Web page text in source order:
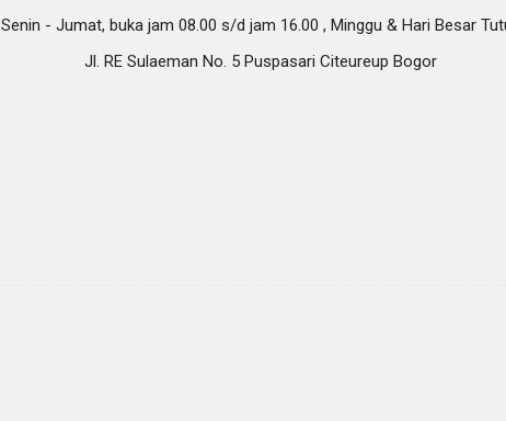
Senin - Jumat, buka jam 08.00 s/d jam 16.00 , Minggu & Hari Besar
Jl. RE Sulaeman No. 5 Puspasari Citeureup Bogor